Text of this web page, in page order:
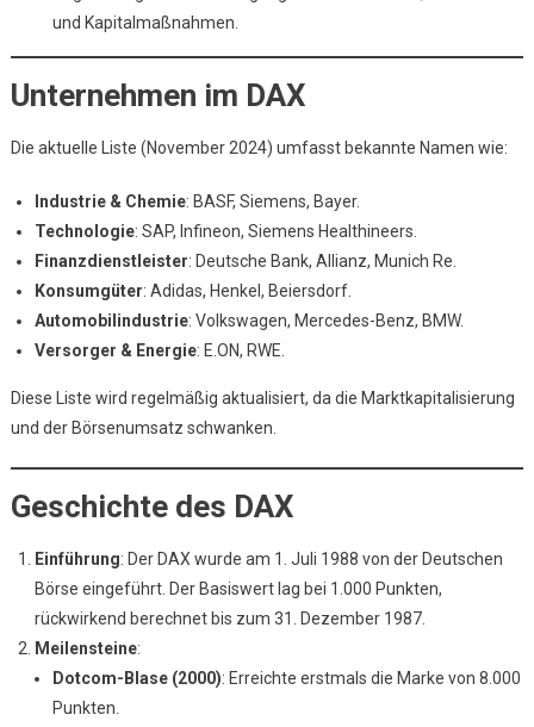
und Kapitalmaßnahmen.
Unternehmen im DAX
Die aktuelle Liste (November 2024) umfasst bekannte Namen wie:
Industrie & Chemie: BASF, Siemens, Bayer.
Technologie: SAP, Infineon, Siemens Healthineers.
Finanzdienstleister: Deutsche Bank, Allianz, Munich Re.
Konsumgüter: Adidas, Henkel, Beiersdorf.
Automobilindustrie: Volkswagen, Mercedes-Benz, BMW.
Versorger & Energie: E.ON, RWE.
Diese Liste wird regelmäßig aktualisiert, da die Marktkapitalisierung
und der Börsenumsatz schwanken.
Geschichte des DAX
Einführung: Der DAX wurde am 1. Juli 1988 von der Deutschen
Börse eingeführt. Der Basiswert lag bei 1.000 Punkten,
rückwirkend berechnet bis zum 31. Dezember 1987.
Meilensteine:
Dotcom-Blase (2000): Erreichte erstmals die Marke von 8.000
Punkten.